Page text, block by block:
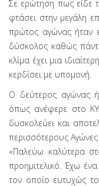
Σε ερώτηση πως είδε
φτάσει στην μεγάλη
πρώτος αγώνας ήταν
δύσκολος καθώς
κλίμα έχει μια
κερδίσει με υπομονή.
Ο δεύτερος αγώνας
όπως ανέφερε στο
δυσκολεύει και
περισσότερους
«Παλεύω καλύτερα
προημιτελικό. Έχω
τον οποίο ευτυχώς